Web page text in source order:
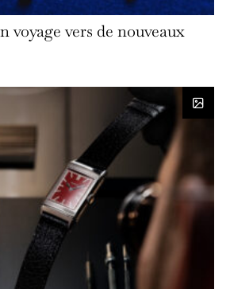
voyage vers de nouveaux